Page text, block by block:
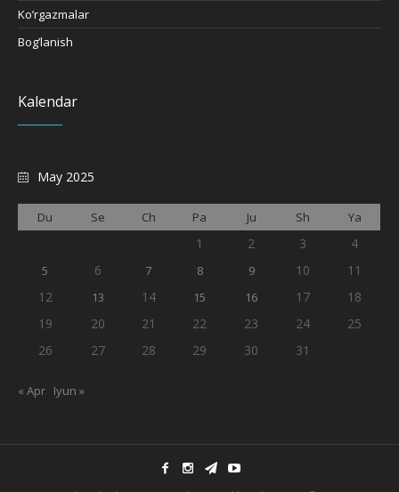
Ko’rgazmalar
Bog’lanish
Kalendar
May 2025
Du Se Ch Pa Ju Sh Ya
1 2 3 4
5 6 7 8 9 10
11
12
13 14 15 16 17
18
19
20 21 22 23 24
25
26
27 28 29 30 31
« Apr Iyun »